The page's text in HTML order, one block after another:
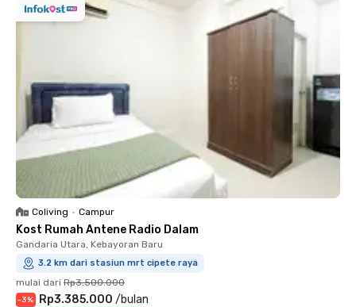
Coliving • Campur
Kost Rumah Antene Radio Dalam
Gandaria Utara, Kebayoran Baru
3.2 km dari stasiun mrt cipete raya
mulai dari Rp3.500.000
-3% Rp3.385.000 /bulan